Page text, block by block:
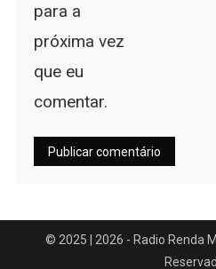
para a
próxima vez
que eu
comentar.